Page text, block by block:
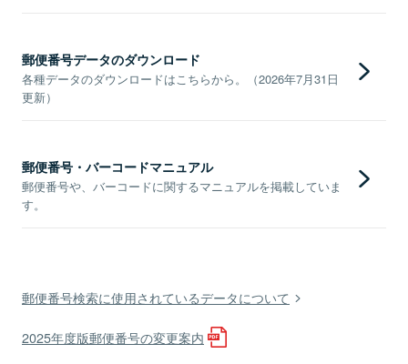
郵便番号データのダウンロード
各種データのダウンロードはこちらから。（2026年7月31日
更新）
郵便番号・バーコードマニュアル
郵便番号や、バーコードに関するマニュアルを掲載していま
す。
郵便番号検索に使用されているデータについて
2025年度版郵便番号の変更案内